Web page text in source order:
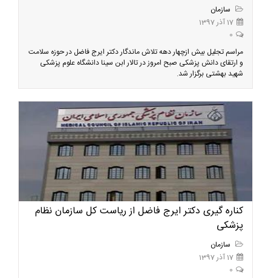
سازمان
17 آذر 1397
0
مراسم تجلیل بیش ازچهار دهه تلاش ماندگار دکتر ایرج فاضل در حوزه سلامت
و ارتقای دانش پزشکی صبح امروز در تالار ابن سینا دانشگاه علوم پزشکی
شهید بهشتی برگزار شد.
کناره گیری دکتر ایرج فاضل از ریاست کل سازمان نظام
پزشکی
سازمان
17 آذر 1397
0